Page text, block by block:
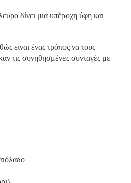
δίνει μια υπέροχη ύφη και
είναι ένας τρόπος να τους
τις συνηθησμένες συνταγές με